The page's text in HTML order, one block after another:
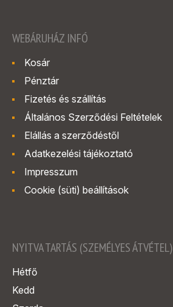
WEBÁRUHÁZ INFÓ
Kosár
Pénztár
Fizetés és szállítás
Általános Szerződési Feltételek
Elállás a szerződéstől
Adatkezelési tájékoztató
Impresszum
Cookie (süti) beállítások
NYITVA TARTÁS (SZEMÉLYES ÁTVÉTEL)
Hétfő
Kedd